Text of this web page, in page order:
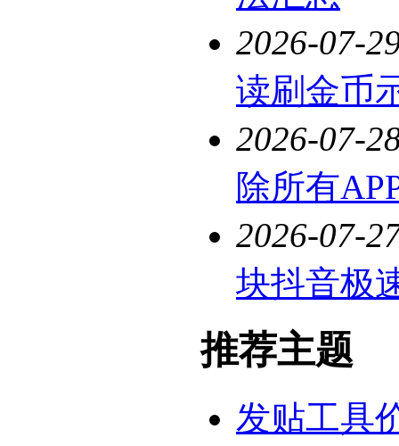
2026-07-
读刷金币
2026-07-
除所有
2026-07-
块抖音极
推荐主题
发贴工具